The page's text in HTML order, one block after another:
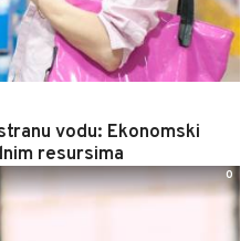
vodu: Ekonomski
resursima
0